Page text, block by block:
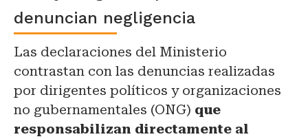
denuncian negligencia
Las declaraciones del Ministerio
contrastan con las denuncias realizadas
por dirigentes políticos y organizaciones
no gubernamentales (ONG) que
responsabilizan directamente al